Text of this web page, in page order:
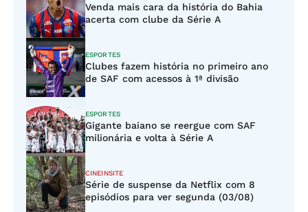
Venda mais cara da história do Bahia
acerta com clube da Série A
ESPORTES
Clubes fazem história no primeiro ano
de SAF com acessos à 1ª divisão
ESPORTES
Gigante baiano se reergue com SAF
milionária e volta à Série A
CINEINSITE
Série de suspense da Netflix com 8
episódios para ver segunda (03/08)